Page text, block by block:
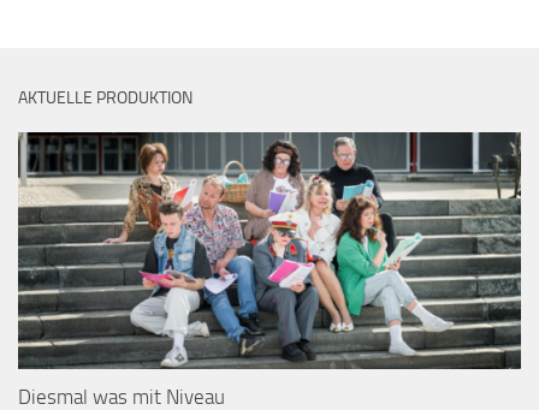
AKTUELLE PRODUKTION
Diesmal was mit Niveau